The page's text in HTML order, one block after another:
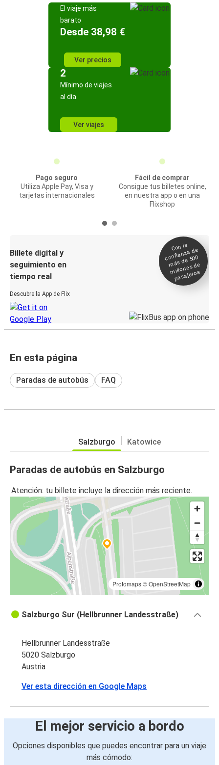
El viaje más
barato
Desde 38,98 €
Ver precios
2
Mínimo de viajes
al día
Ver viajes
Pago seguro
Utiliza Apple Pay, Visa y
tarjetas internacionales
Fácil de comprar
Consigue tus billetes online,
en nuestra app o en una
Flixshop
Billete digital y
seguimiento en
tiempo real
Descubre la App de Flix
Con la
confianza de
más de 500
millones de
pasajeros
En esta página
Paradas de autobús FAQ
Salzburgo Katowice
Paradas de autobús en Salzburgo
Atención: tu billete incluye la dirección más reciente.
Protomaps©OpenStreetMap
Salzburgo Sur (Hellbrunner Landesstraße)
Hellbrunner Landesstraße
5020 Salzburgo
Austria
Ver esta dirección en Google Maps
El mejor servicio a bordo
Opciones disponibles que puedes encontrar para un viaje
más cómodo: